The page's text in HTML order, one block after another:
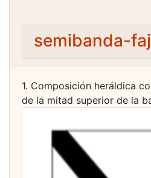
semibanda-
1. Composición heráldica
de la mitad superior de la